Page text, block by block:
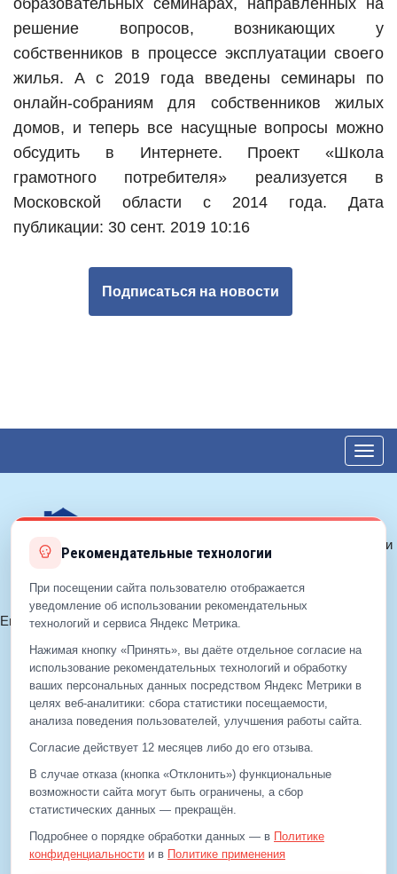
образовательных семинарах, направленных на
решение вопросов, возникающих у
собственников в процессе эксплуатации своего
жилья. А с 2019 года введены семинары по
онлайн-собраниям для собственников жилых
домов, и теперь все насущные вопросы можно
обсудить в Интернете. Проект «Школа
грамотного потребителя» реализуется в
Московской области с 2014 года. Дата
публикации: 30 сент. 2019 10:16
Подписаться на новости
© 2017—2026 ЕДС-Балашиха
Политика конфиденциальности
Согласие на обработку ПДн
Email:info@eds-balashiha.ru
+7 (495)512-00-11
+7 (499)929-99-99
+7 (495)512-00-11
Email:info@eds-balashiha.ru
Рекомендательные технологии
При посещении сайта пользователю отображается
уведомление об использовании рекомендательных
технологий и сервиса Яндекс Метрика.
Нажимая кнопку «Принять», вы даёте отдельное согласие на
использование рекомендательных технологий и обработку
ваших персональных данных посредством Яндекс Метрики в
целях веб‑аналитики: сбора статистики посещаемости,
анализа поведения пользователей, улучшения работы сайта.
Согласие действует 12 месяцев либо до его отзыва.
В случае отказа (кнопка «Отклонить») функциональные
возможности сайта могут быть ограничены, а сбор
статистических данных — прекращён.
Подробнее о порядке обработки данных — в Политике
конфиденциальности и в Политике применения